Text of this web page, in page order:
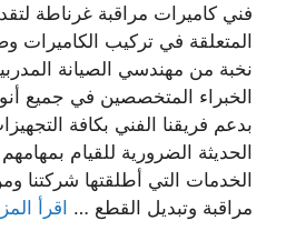
فني كاميرات مراقبة غرناطة
المتعلقة في تركيب الكاميرات
نخبة من مهندسي الصيانة
الخبراء المتخصصين في جميع
بدعم فريقنا الفني بكافة
الحديثة الضرورية للقيام
الخدمات التي أطلقتها شركتنا
مراقبة وتبديل القطع … اقرأ